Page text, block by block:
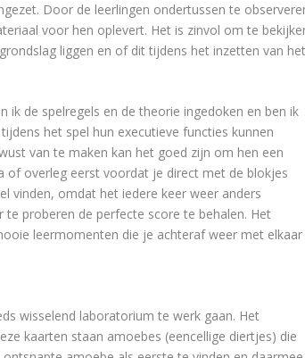
Door de leerlingen ondertussen te
voor hen oplevert. Het is zinvol om te
liggen en of dit tijdens het inzetten van
de spelregels en de theorie ingedoken en ben ik
het spel hun executieve functies kunnen
van te maken kan het goed zijn om hen een
of overleg eerst voordat je direct met de blokjes
vinden, omdat het iedere keer weer anders
proberen de perfecte score te behalen. Het
leermomenten die je achteraf weer met elkaar
wisselend laboratorium te werk gaan. Het
kaarten staan amoebes (eencellige diertjes) die